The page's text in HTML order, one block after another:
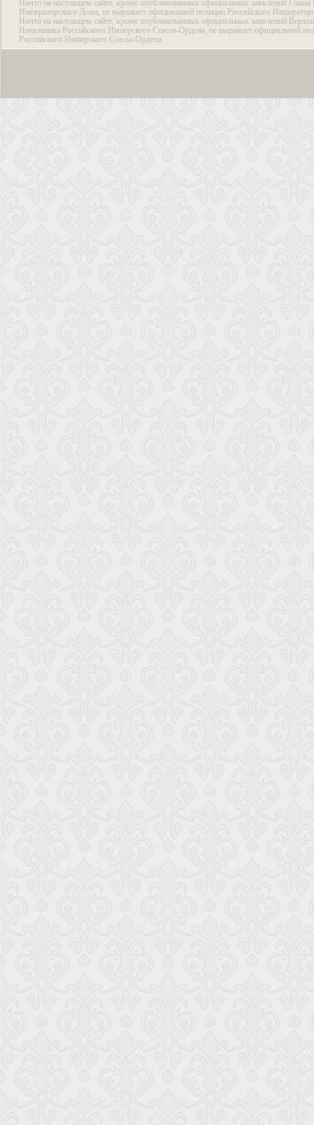
Ничто на настоящем сайте, кроме опубликованных официальных заявлений Главы
Императорского Дома, не выражает официальной позиции Российского
Ничто на настоящем сайте, кроме опубликованных официальных заявлений
Начальника Российского Имперского Союза-Ордена, не выражает официальной
Российского Имперского Союза-Ордена.